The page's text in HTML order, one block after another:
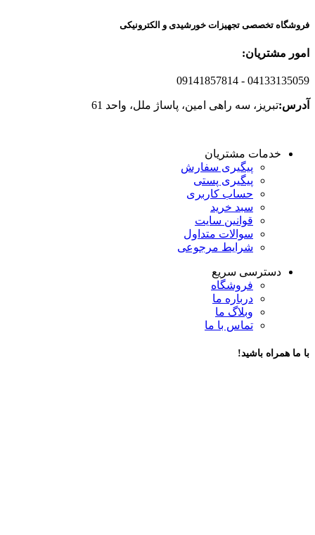
فروشگاه تخصصی تجهیزات خورشیدی و الکترونیکی
امور مشتریان:
- 04133135059
09141857814
آدرس:تبریز، سه راهی امین، پاساژ ملل، واحد 61
خدمات مشتریان
پیگیری سفارش
پیگیری پستی
حساب کاربری
سبد خرید
قوانین سایت
سوالات متداول
شرایط مرجوعی
دسترسی سریع
فروشگاه
درباره ما
وبلاگ ما
تماس با ما
با ما همراه باشید!